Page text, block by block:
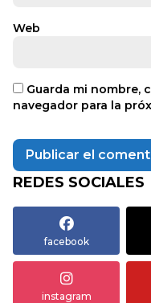
Web
Guarda mi nombre,
navegador para la
REDES SOCIALES
facebook
instagram